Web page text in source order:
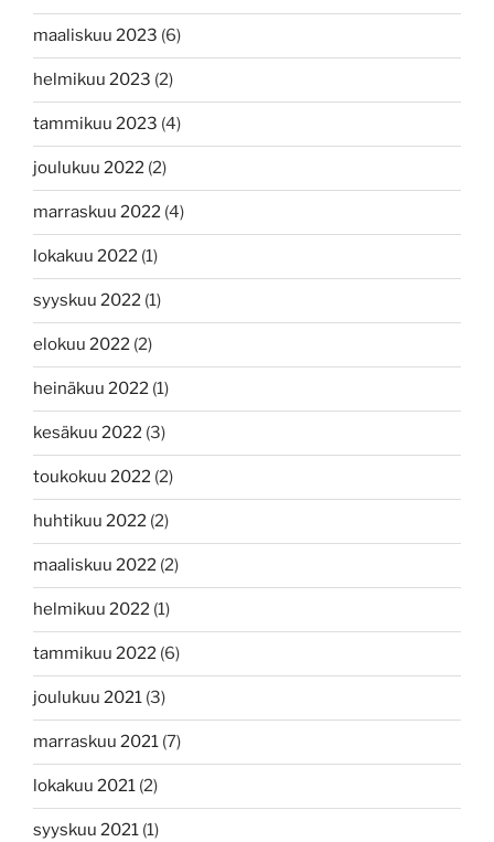
maaliskuu 2023 (6)
helmikuu 2023 (2)
tammikuu 2023 (4)
joulukuu 2022 (2)
marraskuu 2022 (4)
lokakuu 2022 (1)
syyskuu 2022 (1)
elokuu 2022 (2)
heinäkuu 2022 (1)
kesäkuu 2022 (3)
toukokuu 2022 (2)
huhtikuu 2022 (2)
maaliskuu 2022 (2)
helmikuu 2022 (1)
tammikuu 2022 (6)
joulukuu 2021 (3)
marraskuu 2021 (7)
lokakuu 2021 (2)
syyskuu 2021 (1)